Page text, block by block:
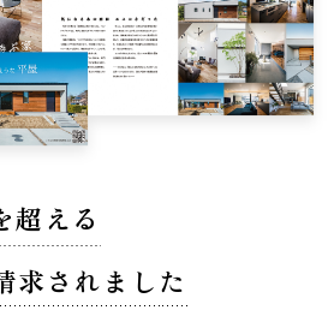
超える
求されました